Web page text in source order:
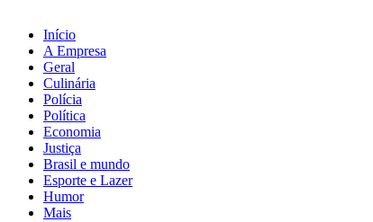
Início
A Empresa
Geral
Culinária
Polícia
Política
Economia
Justiça
Brasil e mundo
Esporte e Lazer
Humor
Mais